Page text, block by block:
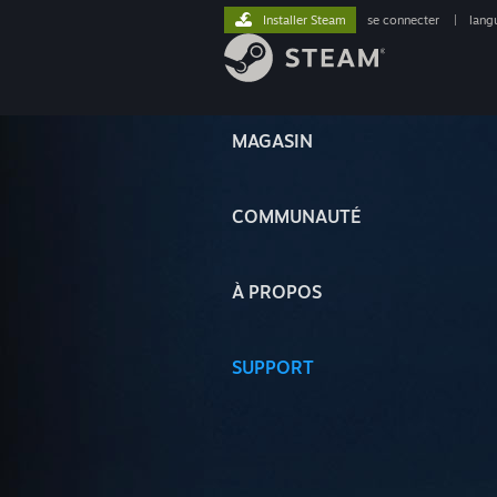
MAGASIN
COMMUNAUTÉ
À PROPOS
SUPPORT
Installer Steam se connecter